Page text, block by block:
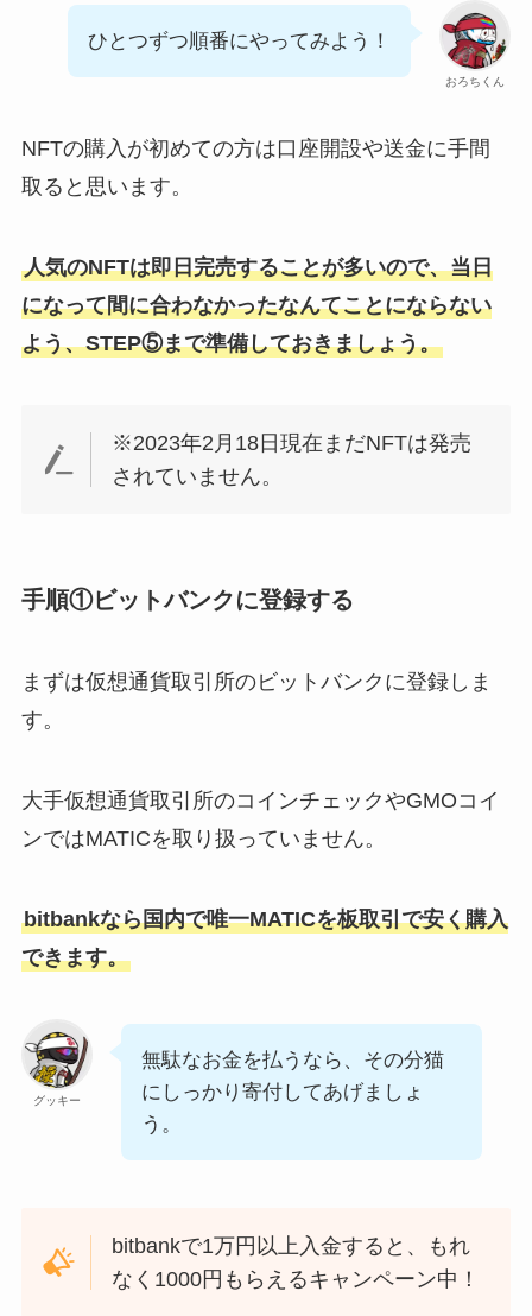
おろちくん
ひとつずつ順番にやってみよう！
NFTの購入が初めての方は口座開設や送金に手間
取ると思います。
人気のNFTは即日完売することが多いので、当日
になって間に合わなかったなんてことにならない
よう、STEP⑤まで準備しておきましょう。
※2023年2月18日現在まだNFTは発売
されていません。
手順①ビットバンクに登録する
まずは仮想通貨取引所のビットバンクに登録しま
す。
大手仮想通貨取引所のコインチェックやGMOコイ
ンではMATICを取り扱っていません。
bitbankなら国内で唯一MATICを板取引で安く購入
できます。
グッキー
無駄なお金を払うなら、その分猫
にしっかり寄付してあげましょ
う。
bitbankで1万円以上入金すると、もれ
なく1000円もらえるキャンペーン中！